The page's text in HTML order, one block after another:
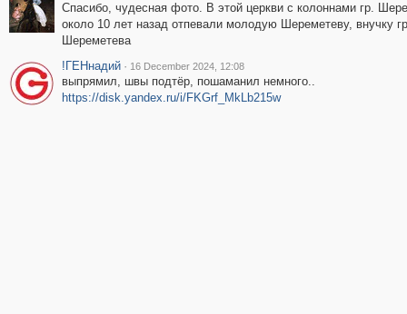
Спасибо, чудесная фото. В этой церкви с колоннами гр.
около 10 лет назад отпевали молодую Шереметеву, внучку
Шереметева
!ГЕНнадий · 16 December 2024, 12:08
выпрямил, швы подтёр, пошаманил немного..
https://disk.yandex.ru/i/FKGrf_MkLb215w